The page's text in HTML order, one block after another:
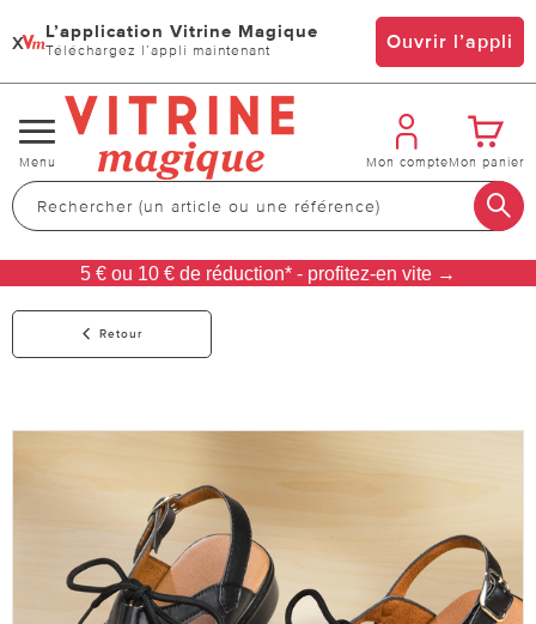
x L’application Vitrine Magique
Téléchargez l’appli maintenant Ouvrir l’appli
Changer
de
navigation
Menu Mon compteMon panier
5 € ou 10 € de réduction* - profitez-en vite →
Retour